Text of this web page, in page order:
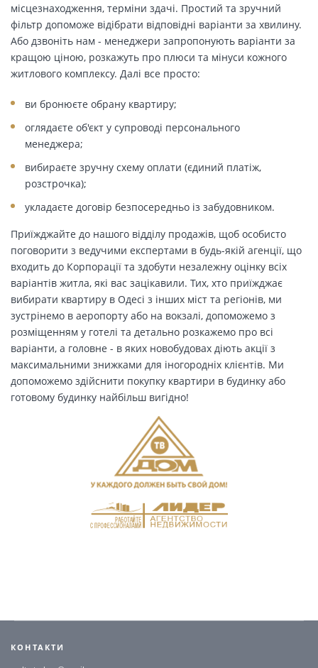
місцезнаходження, терміни здачі. Простий та зручний
фільтр допоможе відібрати відповідні варіанти за хвилину.
Або дзвоніть нам - менеджери запропонують варіанти за
кращою ціною, розкажуть про плюси та мінуси кожного
житлового комплексу. Далі все просто:
ви бронюєте обрану квартиру;
оглядаєте об'єкт у супроводі персонального
менеджера;
вибираєте зручну схему оплати (єдиний платіж,
розстрочка);
укладаєте договір безпосередньо із забудовником.
Приїжджайте до нашого відділу продажів, щоб особисто
поговорити з ведучими експертами в будь-якій агенції, що
входить до Корпорації та здобути незалежну оцінку всіх
варіантів житла, які вас зацікавили. Тих, хто приїжджає
вибирати квартиру в Одесі з інших міст та регіонів, ми
зустрінемо в аеропорту або на вокзалі, допоможемо з
розміщенням у готелі та детально розкажемо про всі
варіанти, а головне - в яких новобудовах діють акції з
максимальними знижками для іногородніх клієнтів. Ми
допоможемо здійснити покупку квартири в будинку або
готовому будинку найбільш вигідно!
КОНТАКТИ